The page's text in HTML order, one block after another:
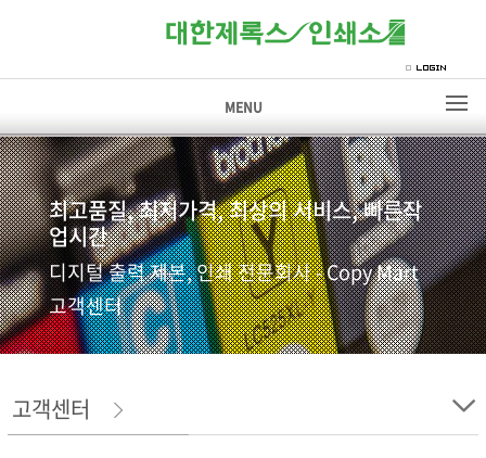
MENU
최고품질, 최저가격, 최상의 서비스, 빠른작
업시간
디지털 출력 제본, 인쇄 전문회사 - Copy Mart
고객센터
고객센터